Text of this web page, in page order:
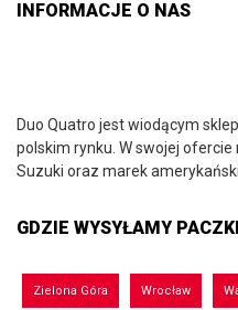
INFORMACJE O NAS
Duo Quatro jest wiodącym
polskim rynku. W swojej ofercie
Suzuki oraz marek
GDZIE WYSYŁAMY PACZKI
Zielona Góra Wrocław